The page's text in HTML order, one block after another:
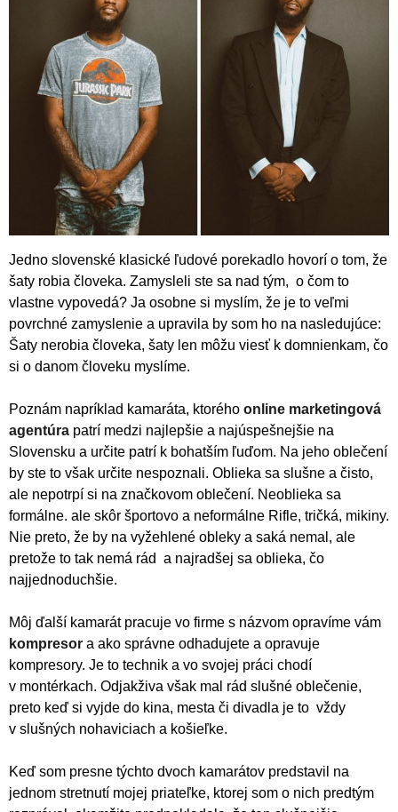
Jedno slovenské klasické ľudové porekadlo hovorí o tom, že
šaty robia človeka. Zamysleli ste sa nad tým, o čom to
vlastne vypovedá? Ja osobne si myslím, že je to veľmi
povrchné zamyslenie a upravila by som ho na nasledujúce:
Šaty nerobia človeka, šaty len môžu viesť k domnienkam, čo
si o danom človeku myslíme.
Poznám napríklad kamaráta, ktorého online marketingová
agentúra patrí medzi najlepšie a najúspešnejšie na
Slovensku a určite patrí k bohatším ľuďom. Na jeho oblečení
by ste to však určite nespoznali. Oblieka sa slušne a čisto,
ale nepotrpí si na značkovom oblečení. Neoblieka sa
formálne. ale skôr športovo a neformálne Rifle, tričká, mikiny.
Nie preto, že by na vyžehlené obleky a saká nemal, ale
pretože to tak nemá rád a najradšej sa oblieka, čo
najjednoduchšie.
Môj ďalší kamarát pracuje vo firme s názvom opravíme vám
kompresor a ako správne odhadujete a opravuje
kompresory. Je to technik a vo svojej práci chodí
v montérkach. Odjakživa však mal rád slušné oblečenie,
preto keď si vyjde do kina, mesta či divadla je to vždy
v slušných nohaviciach a košieľke.
Keď som presne týchto dvoch kamarátov predstavil na
jednom stretnutí mojej priateľke, ktorej som o nich predtým